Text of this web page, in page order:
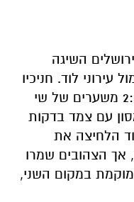
השיגה
לוד. חניכיו
של עמית ברבש גברו על לוד 2:3 משערים של שי
אברמסון עם צמד בדקות
לוד הלחיצה את
אך הצהובים שמרו
במקום השני,